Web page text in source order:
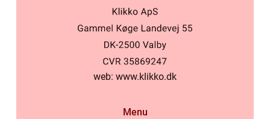
web: www.klikko.dk
Menu